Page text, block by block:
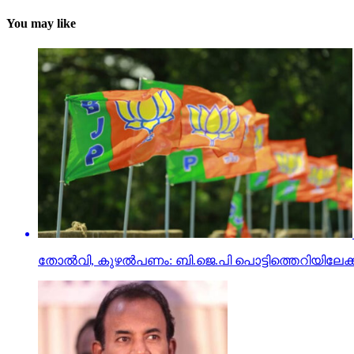
You may like
തോല്‍വി, കുഴല്‍പണം: ബി.ജെ.പി